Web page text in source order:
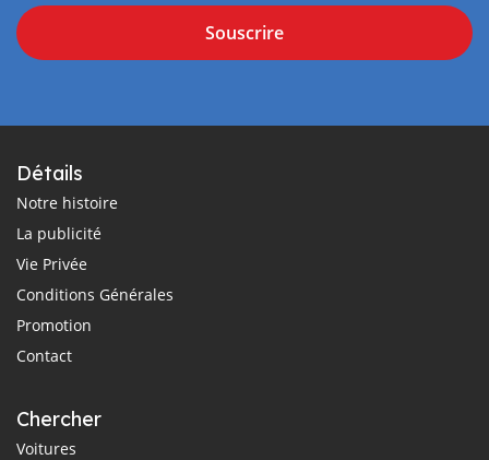
Souscrire
Détails
Notre histoire
La publicité
Vie Privée
Conditions Générales
Promotion
Contact
Chercher
Voitures